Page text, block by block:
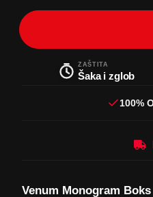
ZAŠTITA
Šaka i zglob
100%
Venum Monogram